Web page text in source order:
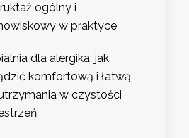
ogólny i
w praktyce
dla alergika: jak
komfortową i łatwą
w czystości